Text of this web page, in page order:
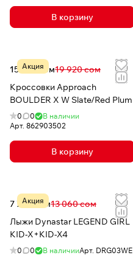
В корзину
Акция
15 936 сом19 920 сом
Кроссовки Approach
BOULDER X W Slate/Red Plum
0 0
В наличии
Арт. 862903502
В корзину
Акция
7 704 сом13 060 сом
Лыжи Dynastar LEGEND GIRL
KID-X+KID-X4
0 0 В наличииАрт. DRG03WE